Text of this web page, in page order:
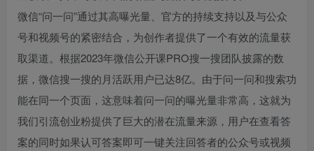
微信“问一问”通过其高曝光量、官方的持续支持以及与公众
号和视频号的紧密结合，为创作者提供了一个有效的流量获
取渠道。根据2023年微信公开课PRO搜一搜团队披露的数
据，微信搜一搜的月活跃用户已达8亿。由于问一问和搜索功
能在同一个页面，这意味着问一问的曝光量非常高，这就为
我们引流创业粉提供了巨大的潜在流量来源，用户在查看答
案的同时如果认可答案即可一键关注回答者的公众号或视频